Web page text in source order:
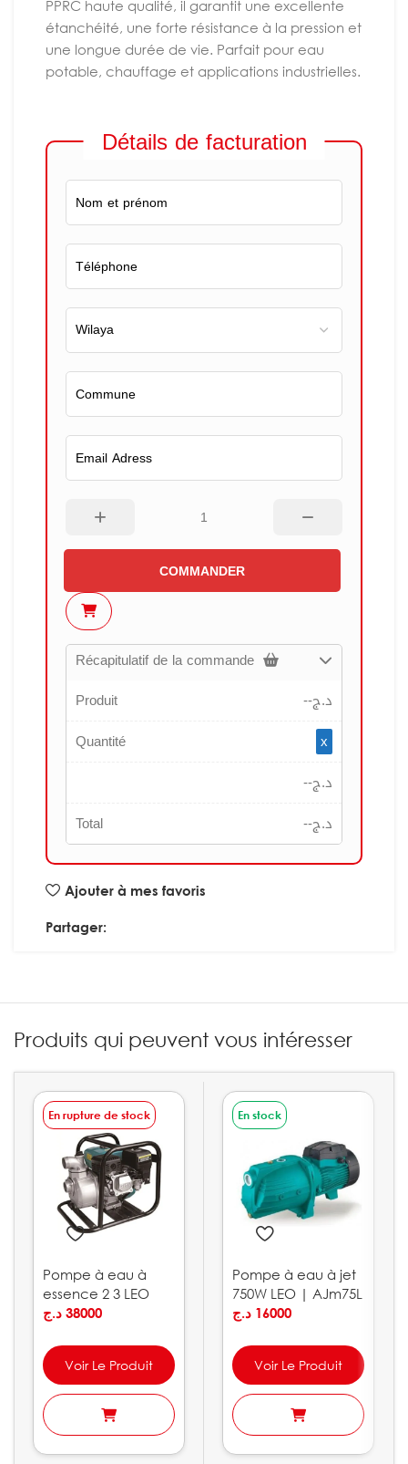
PPRC haute qualité, il garantit une excellente
étanchéité, une forte résistance à la pression et
une longue durée de vie. Parfait pour eau
potable, chauffage et applications industrielles.
Détails de facturation
COMMANDER
Récapitulatif de la commande
Produit
--د.ج
Quantité
x
--د.ج
Total
--د.ج
Ajouter à mes favoris
Partager:
Produits qui peuvent vous intéresser
En rupture de stock
Pompe à eau à
essence 2 3 LEO
38000 د.ج
Voir Le Produit
En stock
Pompe à eau à jet
750W LEO | AJm75L
16000 د.ج
Voir Le Produit